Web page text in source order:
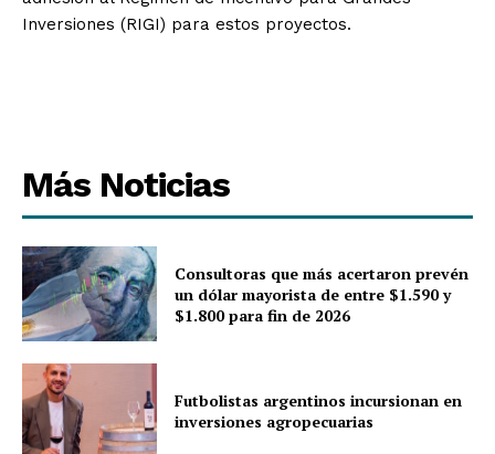
Inversiones (RIGI) para estos proyectos.
Más Noticias
Consultoras que más acertaron prevén
un dólar mayorista de entre $1.590 y
$1.800 para fin de 2026
Futbolistas argentinos incursionan en
inversiones agropecuarias